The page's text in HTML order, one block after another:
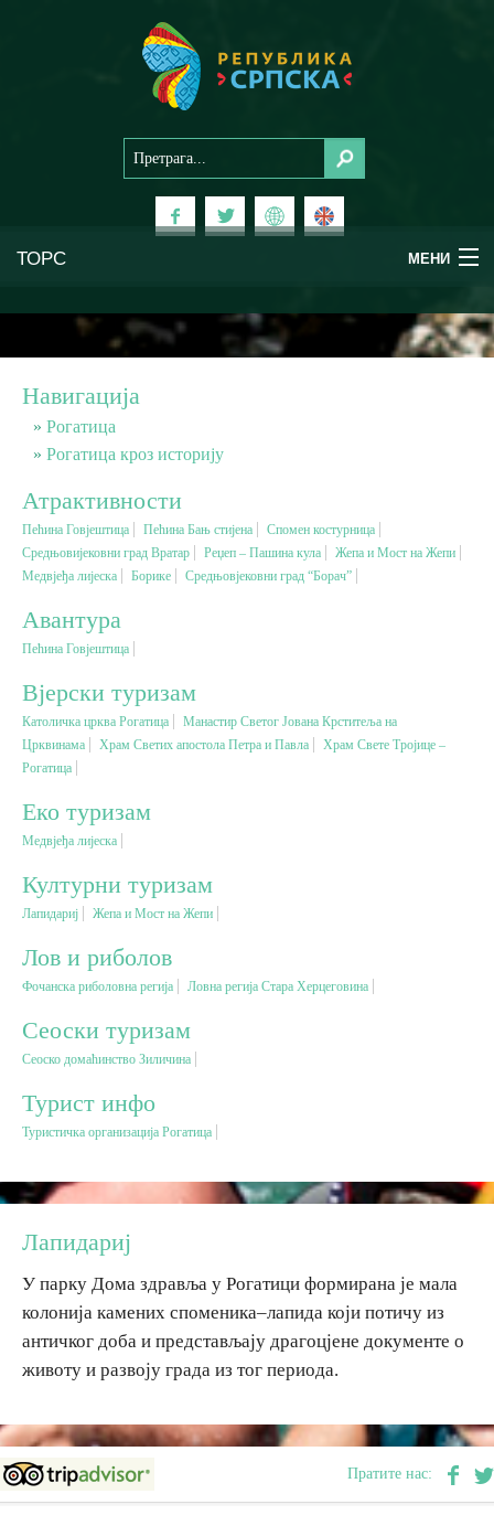
ТОРС МЕНИ
Планински туризам
Бањски туризам
Вјерски туризам
Авантура
Културни туризам
Гастрономија
Сеоски туризам
Омладински туризам
Списак дестинација
Манифестације
Смјештај
Мултимедија
Видео
Навигација
Рогатица
Рогатица кроз историју
Атрактивности
Пећина Говјештица Пећина Бањ стијена
Спомен костурница
Средњовијековни град Вратар
Реџеп – Пашина кула
Жепа и Мост на Жепи
Медвјеђа лијеска
Борике Средњовјековни град “Борач”
Авантура
Пећина Говјештица
Вјерски туризам
Католичка црква Рогатица
Манастир Светог Јована Крститеља на
Црквинама
Храм Светих апостола Петра и Павла
Храм Свете Тројице –
Рогатица
Еко туризам
Медвјеђа лијеска
Културни туризам
Лапидариј Жепа и Мост на Жепи
Лов и риболов
Фочанска риболовна регија Ловна регија Стара Херцеговина
Сеоски туризам
Сеоско домаћинство Зиличина
Турист инфо
Туристичка организација Рогатица
Лапидариј
У парку Дома здравља у Рогатици формирана је мала
колонија камених споменика–лапида који потичу из
античког доба и представљају драгоцјене документе о
животу и развоју града из тог периода.
Пратите нас: